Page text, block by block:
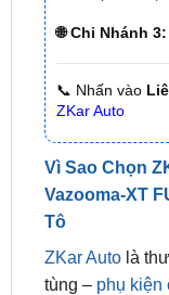
📞 Nhấn vào
Vì Sao Chọn
Vazooma-XT
Tô
ZKar Autolà
tùng –
năm trong nghề
ZKar Auto cam